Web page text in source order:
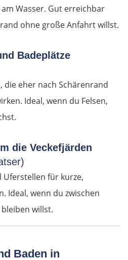
Wasser. Gut erreichbar
ohne große Anfahrt willst.
Badeplätze
die eher nach Schärenrand
Ideal, wenn du Felsen,
die Veckefjärden
Uferstellen für kurze,
Ideal, wenn du zwischen
willst.
Baden in